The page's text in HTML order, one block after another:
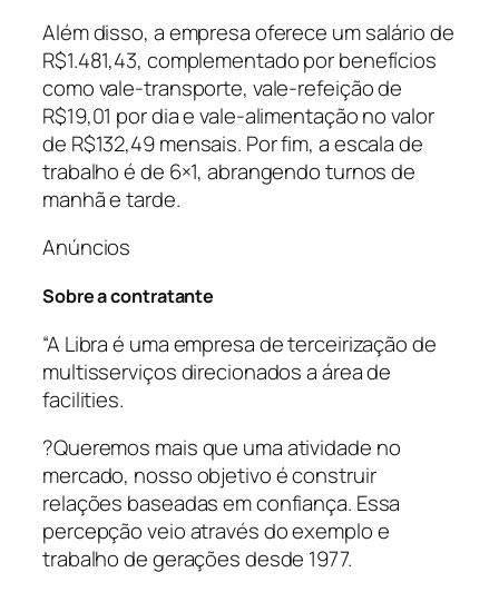
Além disso, a empresa oferece um salário de
R$1.481,43, complementado por benefícios
como vale-transporte, vale-refeição de
R$19,01 por dia e vale-alimentação no valor
de R$132,49 mensais. Por fim, a escala de
trabalho é de 6×1, abrangendo turnos de
manhã e tarde.
Anúncios
Sobre a contratante
“A Libra é uma empresa de terceirização de
multisserviços direcionados a área de
facilities.
?Queremos mais que uma atividade no
mercado, nosso objetivo é construir
relações baseadas em confiança. Essa
percepção veio através do exemplo e
trabalho de gerações desde 1977.